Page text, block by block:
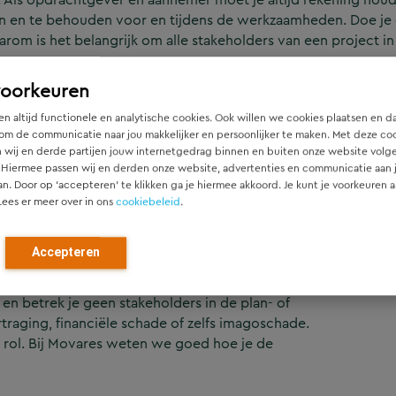
altijd functionele en analytische cookies. Ook willen we cookies plaatsen en
de communicatie naar jou makkelijker en persoonlijker te maken. Met deze
wij en derde partijen jouw internetgedrag binnen en buiten onze website
passen wij en derden onze website, advertenties en communicatie aan
Door op ‘accepteren’ te klikken ga je hiermee akkoord. Je kunt je voorkeuren
er meer over in onscookiebeleid.
Accepteren
te behouden voor en tijdens de werkzaamheden. Doe je
is het belangrijk om alle stakeholders van een project
aan een
zijn om de stakeholders uit de directe
te betrekken. Mensen voelen zich gehoord en
Het doel is om de neuzen in dezelfde richting
Dit kan bijvoorbeeld door
te houden of andere
betrek je geen stakeholders in de plan- of
financiële schade of zelfs imagoschade.
Bij Movares weten we goed hoe je de